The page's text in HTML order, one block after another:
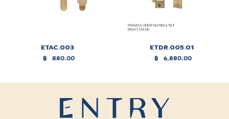
ETAC.003
฿ 880.00
ETDR.005.01
฿ 6,880.00